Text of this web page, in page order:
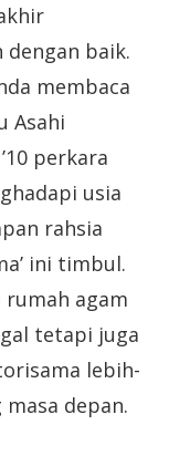
dengan baik.
membaca
Asahi
perkara
usia
rahsia
ini timbul.
agam
tetapi juga
lebih-
depan.